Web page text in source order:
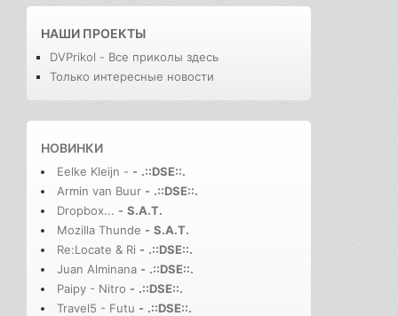
НАШИ ПРОЕКТЫ
DVPrikol - Все приколы здесь
Только интересные новости
НОВИНКИ
Eelke Kleijn - - .::DSE::.
Armin van Buur - .::DSE::.
Dropbox... - S.A.T.
Mozilla Thunde - S.A.T.
Re:Locate & Ri - .::DSE::.
Juan Alminana - .::DSE::.
Paipy - Nitro - .::DSE::.
Travel5 - Futu - .::DSE::.